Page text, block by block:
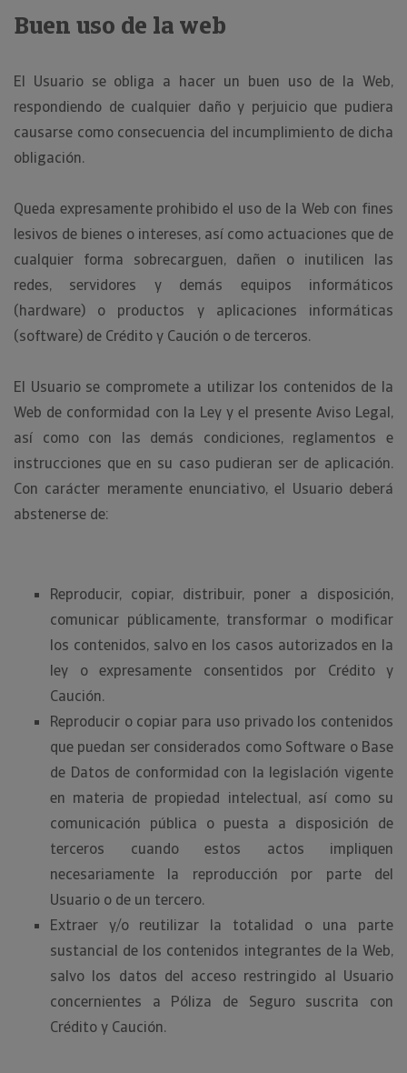
Buen uso de la web
El Usuario se obliga a hacer un buen uso de la Web,
respondiendo de cualquier daño y perjuicio que pudiera
causarse como consecuencia del incumplimiento de dicha
obligación.
Queda expresamente prohibido el uso de la Web con fines
lesivos de bienes o intereses, así como actuaciones que de
cualquier forma sobrecarguen, dañen o inutilicen las
redes, servidores y demás equipos informáticos
(hardware) o productos y aplicaciones informáticas
(software) de Crédito y Caución o de terceros.
El Usuario se compromete a utilizar los contenidos de la
Web de conformidad con la Ley y el presente Aviso Legal,
así como con las demás condiciones, reglamentos e
instrucciones que en su caso pudieran ser de aplicación.
Con carácter meramente enunciativo, el Usuario deberá
abstenerse de:
Reproducir, copiar, distribuir, poner a disposición,
comunicar públicamente, transformar o modificar
los contenidos, salvo en los casos autorizados en la
ley o expresamente consentidos por Crédito y
Caución.
Reproducir o copiar para uso privado los contenidos
que puedan ser considerados como Software o Base
de Datos de conformidad con la legislación vigente
en materia de propiedad intelectual, así como su
comunicación pública o puesta a disposición de
terceros cuando estos actos impliquen
necesariamente la reproducción por parte del
Usuario o de un tercero.
Extraer y/o reutilizar la totalidad o una parte
sustancial de los contenidos integrantes de la Web,
salvo los datos del acceso restringido al Usuario
concernientes a Póliza de Seguro suscrita con
Crédito y Caución.